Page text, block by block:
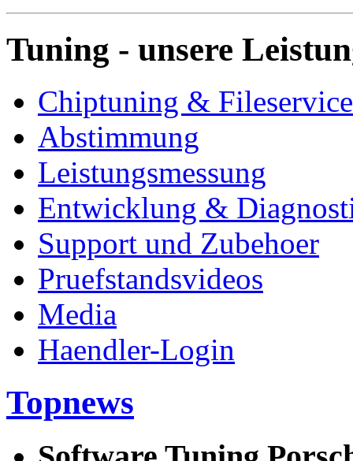
Tuning - unsere
Chiptuning & Fileservice
Abstimmung
Leistungsmessung
Entwicklung &
Support und Zubehoer
Pruefstandsvideos
Media
Haendler-Login
Topnews